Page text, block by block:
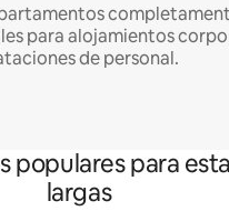
para alojamientos
de personal.
populares para
largas